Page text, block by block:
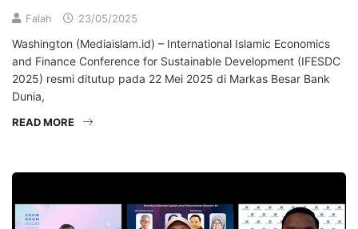
Falah 23/05/2025
Washington (Mediaislam.id) – International Islamic Economics
and Finance Conference for Sustainable Development (IFESDC
2025) resmi ditutup pada 22 Mei 2025 di Markas Besar Bank
Dunia,
READ MORE